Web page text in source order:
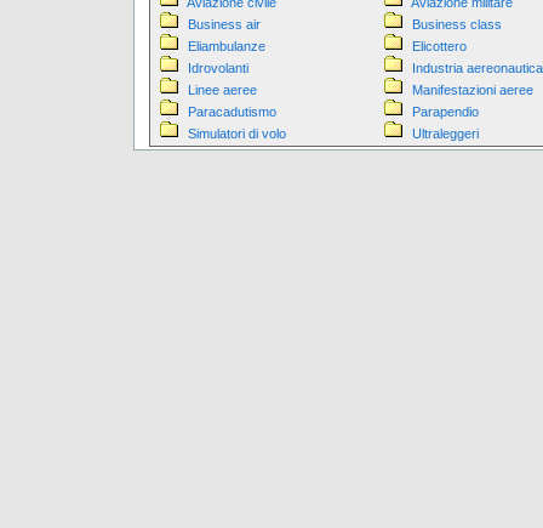
Business air
Business class
Eliambulanze
Elicottero
Idrovolanti
Industria aereonautica
Linee aeree
Manifestazioni aeree
Paracadutismo
Parapendio
Simulatori di volo
Ultraleggeri